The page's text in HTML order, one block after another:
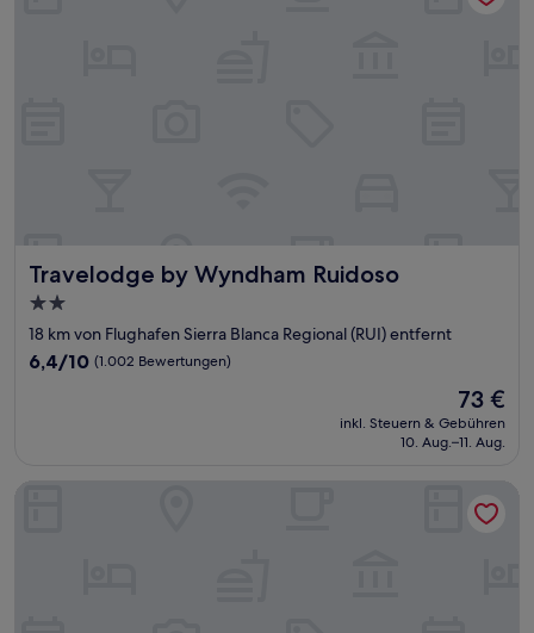
Travelodge by Wyndham Ruidoso
Travelodge by Wyndham Ruidoso
2.0-
Sterne-
Unterkunft
18 km von Flughafen Sierra Blanca Regional (RUI) entfernt
6.4
6,4/10 (1.002 Bewertungen)
Der
Preis
beträgt
73 €
inkl. Steuern & Gebühren
10. Aug.–11. Aug.